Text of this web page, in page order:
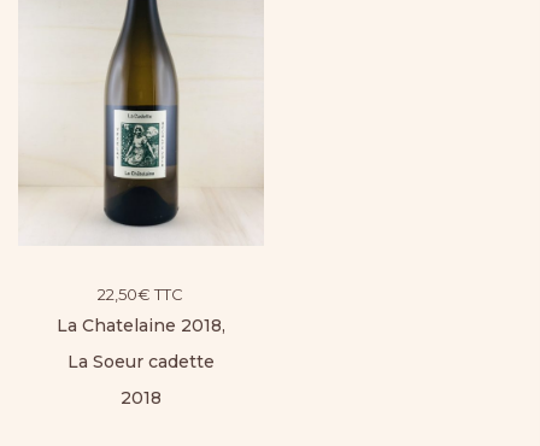
22,50€ TTC
La Chatelaine 2018,
La Soeur cadette
2018